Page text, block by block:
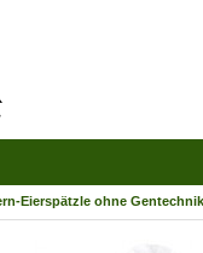
Eierspätzle ohne